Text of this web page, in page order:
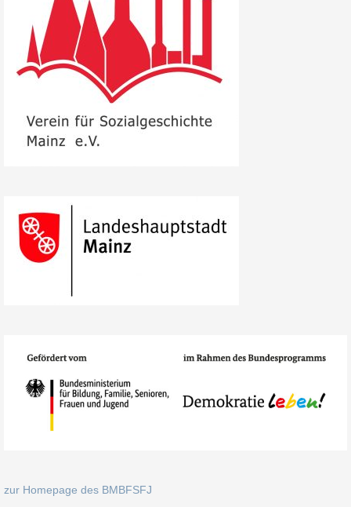
zur Homepage des BMBFSFJ